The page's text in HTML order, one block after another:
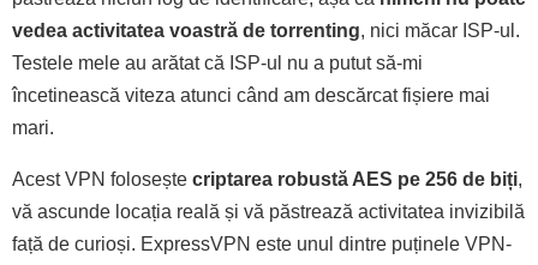
vedea activitatea voastră de torrenting, nici măcar ISP-ul.
Testele mele au arătat că ISP-ul nu a putut să-mi
încetinească viteza atunci când am descărcat fișiere mai
mari.
Acest VPN folosește criptarea robustă AES pe 256 de biți,
vă ascunde locația reală și vă păstrează activitatea invizibilă
față de curioși. ExpressVPN este unul dintre puținele VPN-